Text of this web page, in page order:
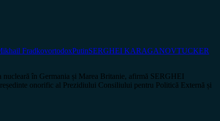
FradkovortodoxPutinSERGHEI KARAGANOVTUCKER
în Germania și Marea Britanie, afirmă SERGHEI
onorific al Prezidiului Consiliului pentru Politică Externă și